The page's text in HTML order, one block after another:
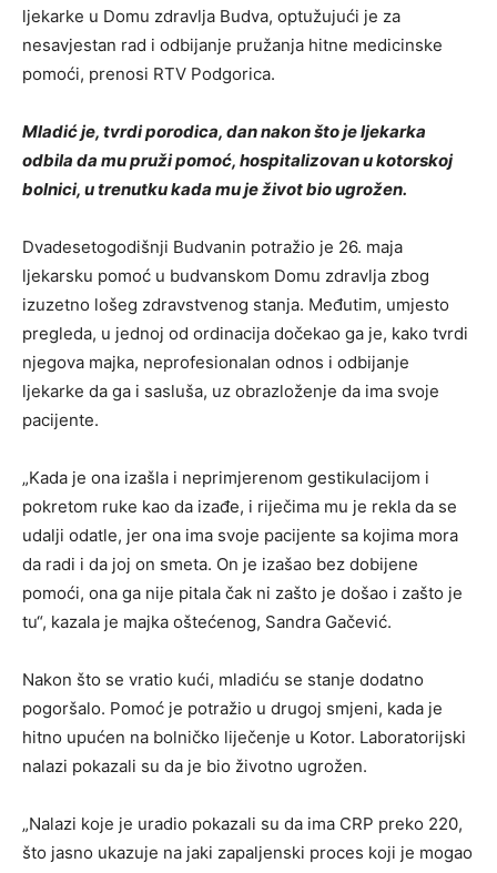
ljekarke u Domu zdravlja Budva, optužujući je za
nesavjestan rad i odbijanje pružanja hitne medicinske
pomoći, prenosi RTV Podgorica.
Mladić je, tvrdi porodica, dan nakon što je ljekarka
odbila da mu pruži pomoć, hospitalizovan u kotorskoj
bolnici, u trenutku kada mu je život bio ugrožen.
Dvadesetogodišnji Budvanin potražio je 26. maja
ljekarsku pomoć u budvanskom Domu zdravlja zbog
izuzetno lošeg zdravstvenog stanja. Međutim, umjesto
pregleda, u jednoj od ordinacija dočekao ga je, kako tvrdi
njegova majka, neprofesionalan odnos i odbijanje
ljekarke da ga i sasluša, uz obrazloženje da ima svoje
pacijente.
„Kada je ona izašla i neprimjerenom gestikulacijom i
pokretom ruke kao da izađe, i riječima mu je rekla da se
udalji odatle, jer ona ima svoje pacijente sa kojima mora
da radi i da joj on smeta. On je izašao bez dobijene
pomoći, ona ga nije pitala čak ni zašto je došao i zašto je
tu“, kazala je majka oštećenog, Sandra Gačević.
Nakon što se vratio kući, mladiću se stanje dodatno
pogoršalo. Pomoć je potražio u drugoj smjeni, kada je
hitno upućen na bolničko liječenje u Kotor. Laboratorijski
nalazi pokazali su da je bio životno ugrožen.
„Nalazi koje je uradio pokazali su da ima CRP preko 220,
što jasno ukazuje na jaki zapaljenski proces koji je mogao